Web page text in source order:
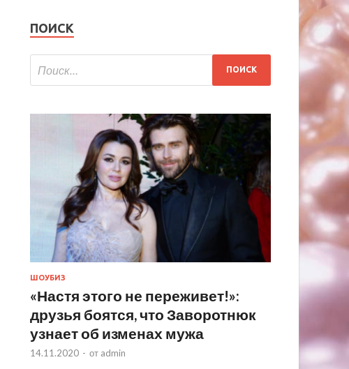
ПОИСК
ШОУБИЗ
«Настя этого не переживет!»:
друзья боятся, что Заворотнюк
узнает об изменах мужа
14.11.2020 - от admin